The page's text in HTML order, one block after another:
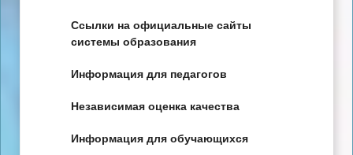
Ссылки на официальные сайты
системы образования
Информация для педагогов
Независимая оценка качества
Информация для обучающихся